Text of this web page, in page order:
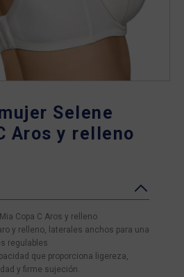
Selene
Aros y relleno
Copa C Aros y relleno
y relleno, laterales anchos para una
regulables
que proporciona ligereza,
y firme sujeción.